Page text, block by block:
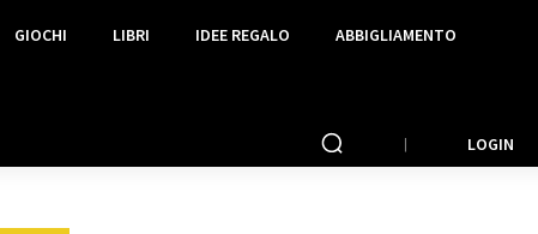
GIOCHI LIBRI IDEE REGALO ABBIGLIAMENTO
LOGIN